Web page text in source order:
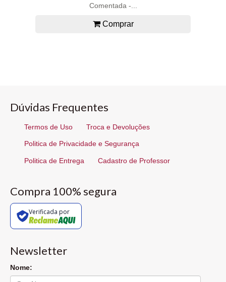
Comentada -...
Comprar
Dúvidas Frequentes
Termos de Uso Troca e Devoluções
Politica de Privacidade e Segurança
Politica de Entrega Cadastro de Professor
Compra 100% segura
Verificada por
Newsletter
Nome: